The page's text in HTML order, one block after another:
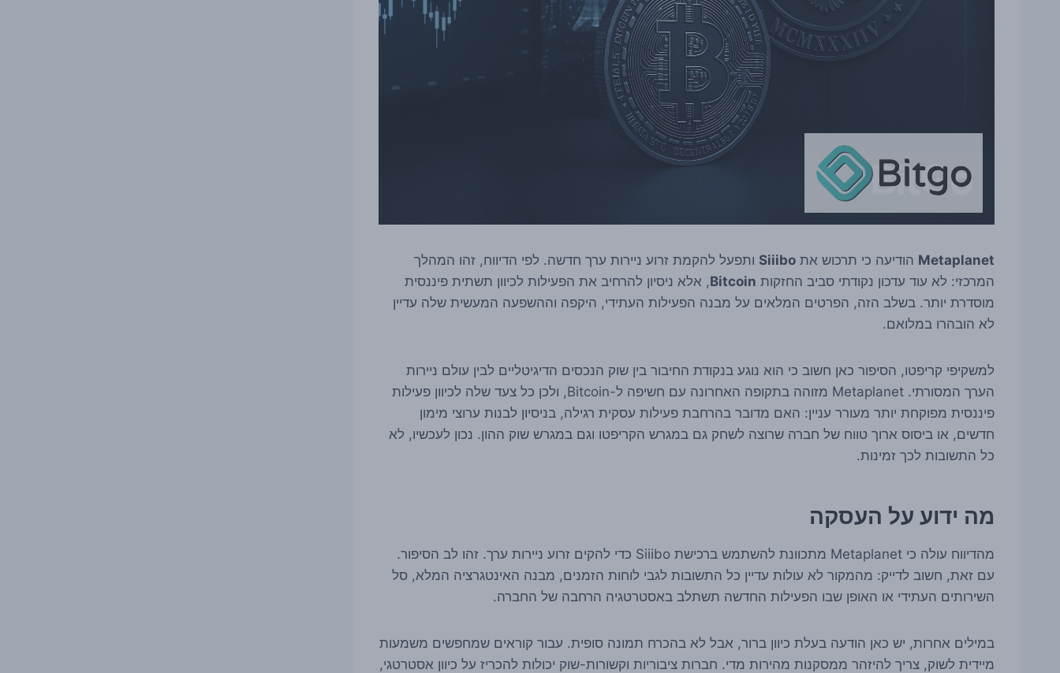
Metaplanet הודיעה כי תרכוש אתSiiibo ותפעל להקמת זרוע ניירות ערך חדשה. לפי הדיווח, זהו המהלך
המרכזי: לא עוד עדכון נקודתי סביב החזקות Bitcoin, אלא ניסיון להרחיב את הפעילות לכיוון תשתית פיננסית
מוסדרת יותר. בשלב הזה, הפרטים המלאים על מבנה הפעילות העתידי, היקפה וההשפעה המעשית שלה עדיין
לא הובהרו במלואם.
למשקיפי קריפטו, הסיפור כאן חשוב כי הוא נוגע בנקודת החיבור בין שוק הנכסים הדיגיטליים לבין עולם ניירות
הערך המסורתי. Metaplanet מזוהה בתקופה האחרונה עם חשיפה ל-Bitcoin, ולכן כל צעד שלה לכיוון פעילות
פיננסית מפוקחת יותר מעורר עניין: האם מדובר בהרחבת פעילות עסקית רגילה, בניסיון לבנות ערוצי מימון
חדשים, או ביסוס ארוך טווח של חברה שרוצה לשחק גם במגרש הקריפטו וגם במגרש שוק ההון. נכון לעכשיו, לא
כל התשובות לכך זמינות.
מה ידוע על העסקה
מהדיווח עולה כי Metaplanet מתכוונת להשתמש ברכישת Siiibo כדי להקים זרוע ניירות ערך. זהו לב הסיפור.
עם זאת, חשוב לדייק: מהמקור לא עולות עדיין כל התשובות לגבי לוחות הזמנים, מבנה האינטגרציה המלא, סל
השירותים העתידי או האופן שבו הפעילות החדשה תשתלב באסטרטגיה הרחבה של החברה.
במילים אחרות, יש כאן הודעה בעלת כיוון ברור, אבל לא בהכרח תמונה סופית. עבור קוראים שמחפשים משמעות
מיידית לשוק, צריך להיזהר ממסקנות מהירות מדי. חברות ציבוריות וקשורות-שוק יכולות להכריז על כיוון אסטרטגי,